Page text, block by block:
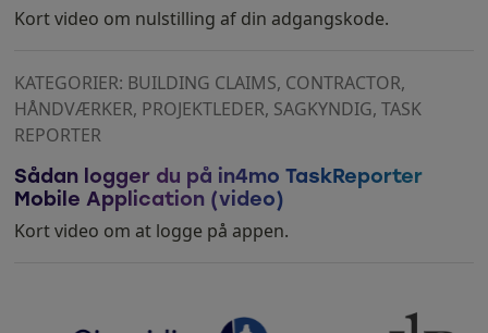
Kort video om nulstilling af din adgangskode.
KATEGORIER: BUILDING CLAIMS, CONTRACTOR,
HÅNDVÆRKER, PROJEKTLEDER, SAGKYNDIG, TASK
REPORTER
Sådan logger du på in4mo TaskReporter
Mobile Application (video)
Kort video om at logge på appen.